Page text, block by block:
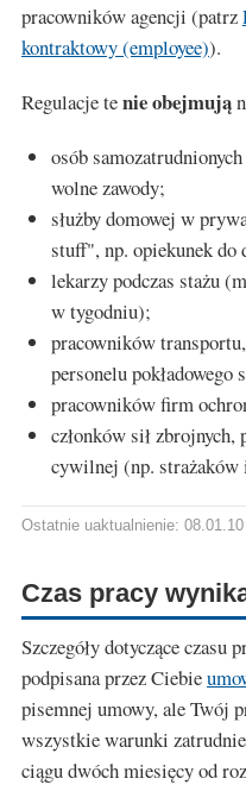
pracowników agencji (patrz
kontraktowy (employee)).
Regulacje tenie obejmują
osób
wolne zawody;
służby domowej w
stuff", np. opiekunek do
lekarzy podczas stażu
w tygodniu);
pracowników
personelu
pracowników firm
członków sił
cywilnej (np. strażaków
Ostatnie uaktualnienie: 08.01.10
Czas pracy
Szczegóły dotyczące czasu
podpisana przez Ciebie
pisemnej umowy, ale Twój
wszystkie warunki
ciągu dwóch miesięcy od